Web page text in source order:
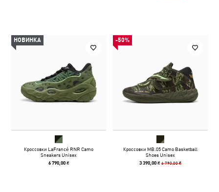
НОВИНКА
Кроссовки LaFrancé RNR Camo
Sneakers Unisex
6 790,00 ₴
-50%
Кроссовки MB.05 Camo Basketball
Shoes Unisex
3 390,00 ₴6 790,00 ₴